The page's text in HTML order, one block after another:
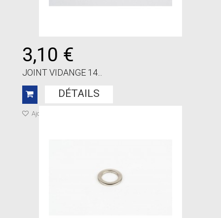
3,10 €
JOINT VIDANGE 14...
DÉTAILS
Ajouter à ma liste de cadeaux